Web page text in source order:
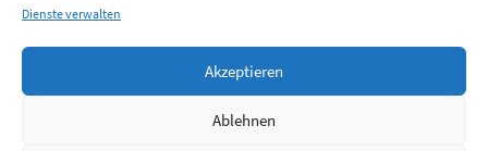
Dienste verwalten
Akzeptieren
Ablehnen